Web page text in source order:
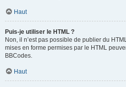
Haut
Puis-je utiliser le HTML ?
Non, il n’est pas possible de publier du
mises en forme permises par le HTML
BBCodes.
Haut